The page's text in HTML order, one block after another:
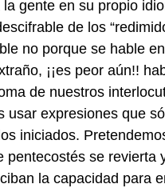
la gente en su propio
de los
no porque se hable
¡¡es peor aún!!
de nuestros
usar expresiones que
iniciados.
pentecostés se revierta
la capacidad para